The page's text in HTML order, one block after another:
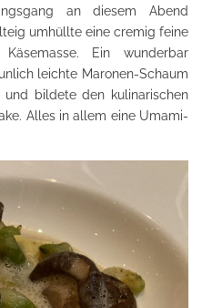
an diesem Abend
umhüllte eine cremig feine
Ein wunderbar
leichte Maronen-Schaum
bildete den kulinarischen
Alles in allem eine Umami-